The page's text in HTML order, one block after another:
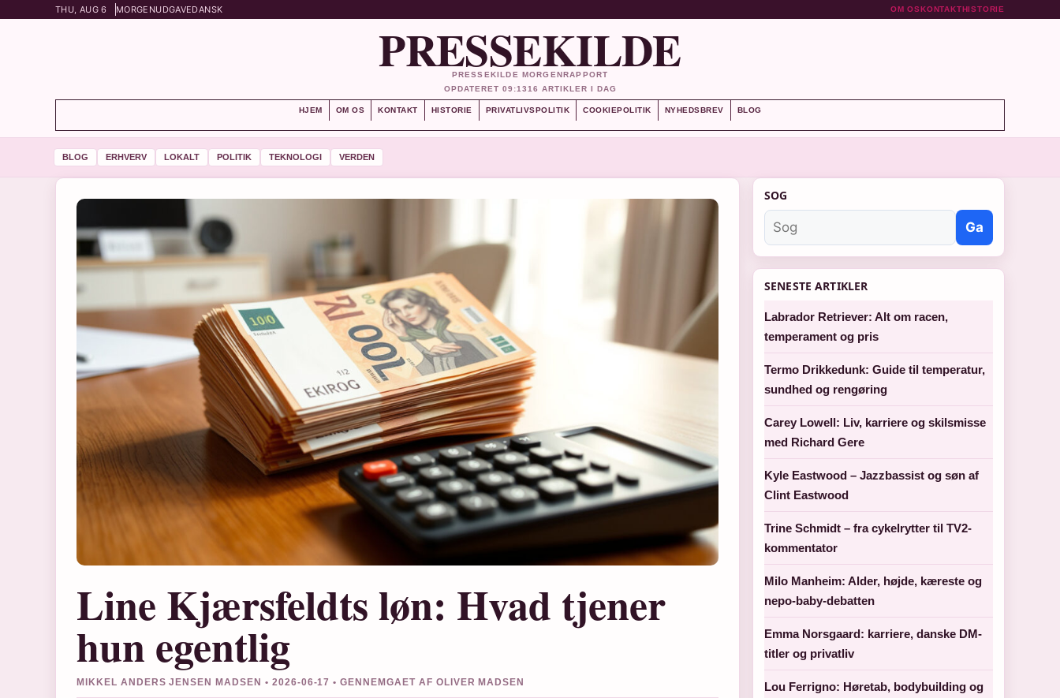
THU, AUG 6 MORGENUDGAVEDANSK OM OSKONTAKTHISTORIE
PRESSEKILDE
PRESSEKILDE MORGENRAPPORT
OPDATERET 09:1316 ARTIKLER I DAG
HJEM OM OS KONTAKT HISTORIE PRIVATLIVSPOLITIK COOKIEPOLITIK NYHEDSBREV BLOG
BLOG ERHVERV LOKALT POLITIK TEKNOLOGI VERDEN
Line Kjærsfeldts løn: Hvad tjener
hun egentlig
MIKKEL ANDERS JENSEN MADSEN • 2026-06-17 • GENNEMGAET AF OLIVER MADSEN
SOG
Ga
SENESTE ARTIKLER
Labrador Retriever: Alt om racen,
temperament og pris
Termo Drikkedunk: Guide til temperatur,
sundhed og rengøring
Carey Lowell: Liv, karriere og skilsmisse
med Richard Gere
Kyle Eastwood – Jazzbassist og søn af
Clint Eastwood
Trine Schmidt – fra cykelrytter til TV2-
kommentator
Milo Manheim: Alder, højde, kæreste og
nepo-baby-debatten
Emma Norsgaard: karriere, danske DM-
titler og privatliv
Lou Ferrigno: Høretab, bodybuilding og